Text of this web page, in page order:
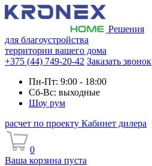
Решения
для благоустройства
территории вашего дома
+375 (44) 749-20-42 Заказать звонок
Пн-Пт: 9:00 - 18:00
Сб-Вс: выходные
Шоу рум
расчет по проекту Кабинет дилера
0
Ваша корзина пуста